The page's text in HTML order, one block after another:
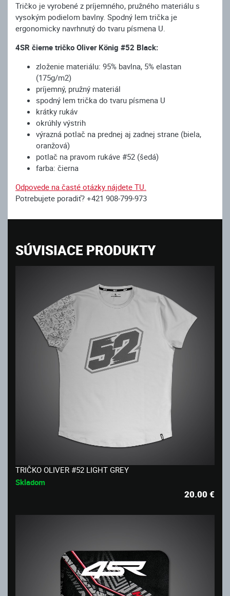
Tričko je vyrobené z príjemného, pružného materiálu s
vysokým podielom bavlny. Spodný lem trička je
ergonomicky navrhnutý do tvaru písmena U.
4SR čierne tričko Oliver König #52 Black:
zloženie materiálu: 95% bavlna, 5% elastan
(175g/m2)
príjemný, pružný materiál
spodný lem trička do tvaru písmena U
krátky rukáv
okrúhly výstrih
výrazná potlač na prednej aj zadnej strane (biela,
oranžová)
potlač na pravom rukáve #52 (šedá)
farba: čierna
Odpovede na časté otázky nájdete TU.
Potrebujete poradiť? +421 908-799-973
SÚVISIACE PRODUKTY
TRIČKO OLIVER #52 LIGHT GREY
Skladom
20.00€